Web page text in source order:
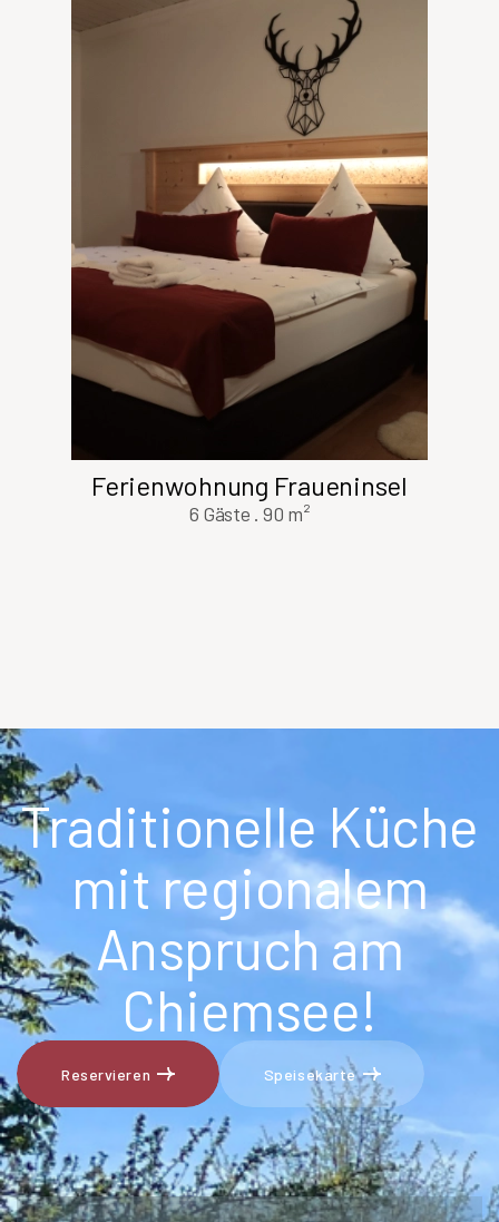
Ferienwohnung Fraueninsel
6 Gäste .90 m²
Traditionelle Küche
mit regionalem
Anspruch am
Chiemsee!
Reservieren
Reservieren
Speisekarte
Speisekarte